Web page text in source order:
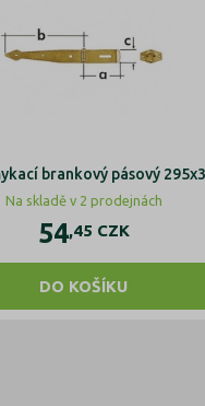
brankový pásový
Na skladě v 2 prodejnách
54,45 CZK
DO KOŠÍKU